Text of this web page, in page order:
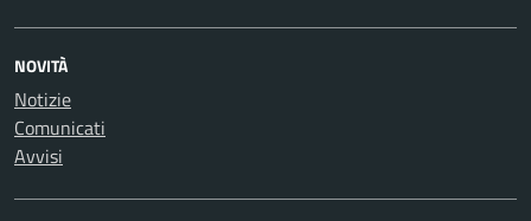
NOVITÀ
Notizie
Comunicati
Avvisi